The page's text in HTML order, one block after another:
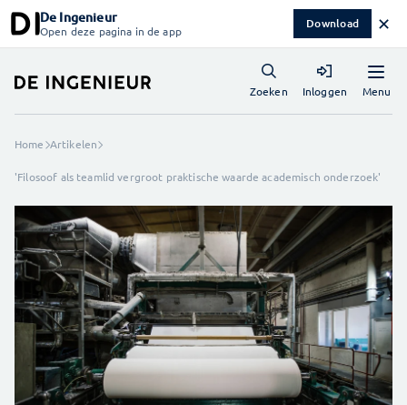
De Ingenieur
Open deze pagina in de app Download ✕
Menu
Zoeken Inloggen
Home Artikelen
'Filosoof als teamlid vergroot praktische waarde academisch onderzoek'